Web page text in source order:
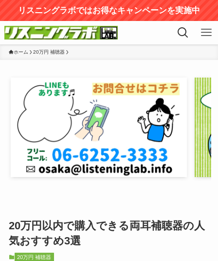
リスニングラボではお得なキャンペーンを実施中
ホーム 20万円 補聴器
20万円以内で購入できる両耳補聴器の人
気おすすめ3選
20万円 補聴器